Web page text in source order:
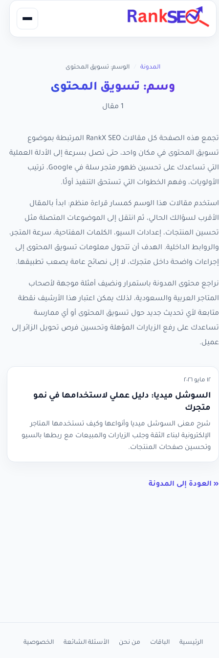
المدونة الوسم: تسويق المحتوى
وسم: تسويق المحتوى
1 مقال
تجمع هذه الصفحة كل مقالات RankX SEO المرتبطة بموضوع
تسويق المحتوى في مكان واحد، حتى تصل بسرعة إلى الأدلة العملية
التي تساعدك على تحسين ظهور متجر سلة في Google، ترتيب
الأولويات، وفهم الخطوات التي تستحق التنفيذ أولًا.
استخدم مقالات هذا الوسم كمسار قراءة منظم: ابدأ بالمقال
الأقرب لسؤالك الحالي، ثم انتقل إلى الموضوعات المتصلة مثل
تحسين المنتجات، إعدادات السيو، الكلمات المفتاحية، سرعة المتجر،
والروابط الداخلية. الهدف أن تتحول معلومات تسويق المحتوى إلى
إجراءات واضحة داخل متجرك، لا إلى نصائح عامة يصعب تطبيقها.
نراجع محتوى المدونة باستمرار ونضيف أمثلة موجهة لأصحاب
المتاجر العربية والسعودية، لذلك يمكن اعتبار هذا الأرشيف نقطة
متابعة لأي تحديث جديد حول تسويق المحتوى أو أي ممارسة
تساعدك على رفع الزيارات المؤهلة وتحسين فرص تحويل الزائر إلى
عميل.
١٢ مايو ٢٠٢٦
السوشل ميديا: دليل عملي لاستخدامها في نمو
متجرك
شرح معنى السوشل ميديا وأنواعها وكيف تستخدمها المتاجر
الإلكترونية لبناء الثقة وجلب الزيارات والمبيعات مع ربطها بالسيو
وتحسين صفحات المنتجات.
« العودة إلى المدونة
الرئيسية الباقات من نحن الأسئلة الشائعة الخصوصية